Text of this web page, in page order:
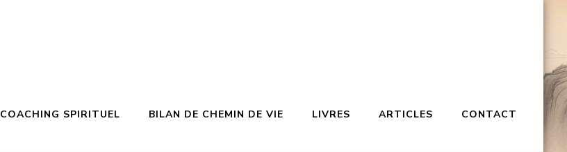
COACHING SPIRITUEL BILAN DE CHEMIN DE VIE LIVRES ARTICLES CONTACT